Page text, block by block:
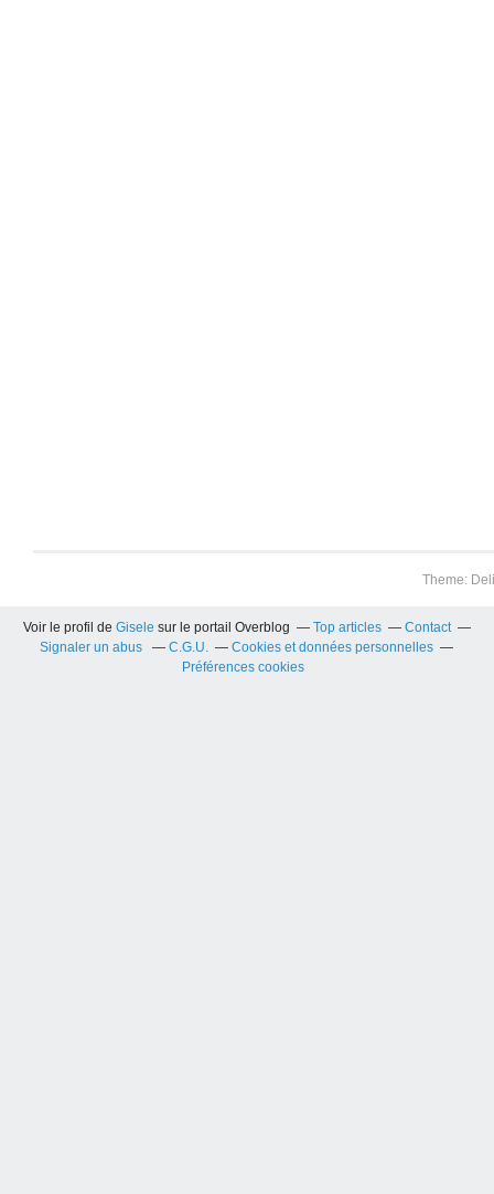
Theme:
Voir le profil de Gisele sur le portail Overblog Top articles
Contact
Signaler un abus
C.G.U.
Cookies et données personnelles
Préférences cookies